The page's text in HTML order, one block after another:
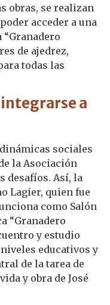
obras, se realizan
acceder a una
de ajedrez,
todas las
a
sociales
la Asociación
desafíos. Así, la
Lagier, quien fue
como Salón
“Granadero
y estudio
educativos y
de la tarea de
y obra de José